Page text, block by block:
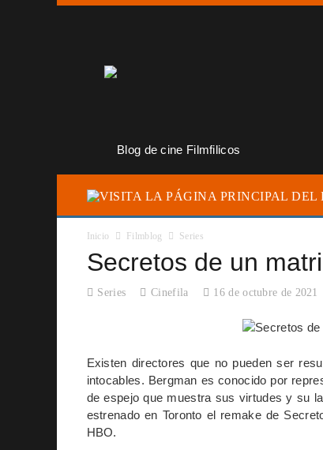
Inicio Filmblog Series
Secretos de un
Series Cinefila 16 de octubre de 2021
Existen directores que no pueden ser
intocables. Bergman es conocido por
de espejo que muestra sus virtudes y su
estrenado en Toronto el remake de
HBO.